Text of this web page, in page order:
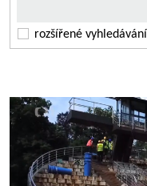
rozšířené vyhledávání